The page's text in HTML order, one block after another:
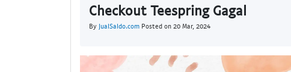
Checkout Teespring Gagal
By JualSaldo.com Posted on 20 Mar, 2024